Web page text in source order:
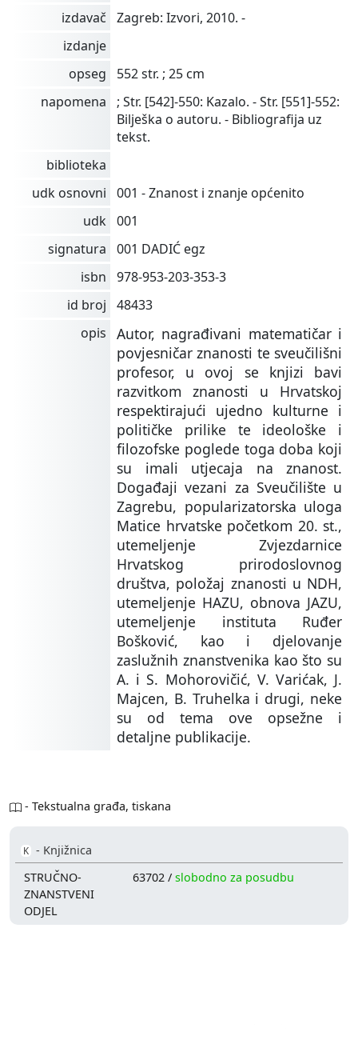
izdavač
Zagreb: Izvori, 2010. -
izdanje
opseg
552 str. ; 25 cm
napomena
; Str. [542]-550: Kazalo. - Str. [551]-552:
Bilješka o autoru. - Bibliografija uz
tekst.
biblioteka
udk osnovni
001 - Znanost i znanje općenito
udk 001
signatura
001 DADIĆ egz
isbn
978-953-203-353-3
id broj
48433
opis
Autor, nagrađivani matematičar i
povjesničar znanosti te sveučilišni
profesor, u ovoj se knjizi bavi
razvitkom znanosti u Hrvatskoj
respektirajući ujedno kulturne i
političke prilike te ideološke i
filozofske poglede toga doba koji
su imali utjecaja na znanost.
Događaji vezani za Sveučilište u
Zagrebu, popularizatorska uloga
Matice hrvatske početkom 20. st.,
utemeljenje Zvjezdarnice
Hrvatskog prirodoslovnog
društva, položaj znanosti u NDH,
utemeljenje HAZU, obnova JAZU,
utemeljenje instituta Ruđer
Bošković, kao i djelovanje
zaslužnih znanstvenika kao što su
A. i S. Mohorovičić, V. Varićak, J.
Majcen, B. Truhelka i drugi, neke
su od tema ove opsežne i
detaljne publikacije.
- Tekstualna građa, tiskana
K - Knjižnica
STRUČNO-
ZNANSTVENI
ODJEL
63702 /slobodno za posudbu